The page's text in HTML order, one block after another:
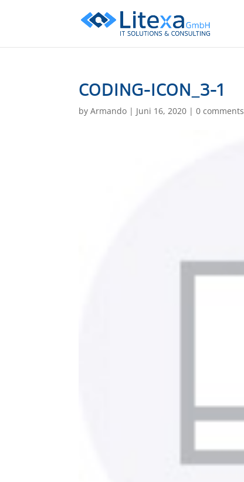
CODING-ICON_3-1
byArmando | Juni 16, 2020 |0 comments